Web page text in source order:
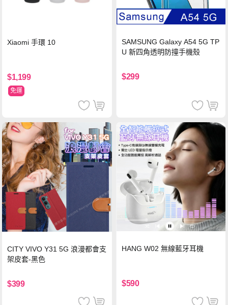
Xiaomi 手環 10
$1,199
免運
SAMSUNG Galaxy A54 5G TP
U 新四角透明防撞手機殼
$299
CITY VIVO Y31 5G 浪漫都會支
架皮套-黑色
$399
HANG W02 無線藍牙耳機
$590